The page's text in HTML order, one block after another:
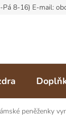
peněženky